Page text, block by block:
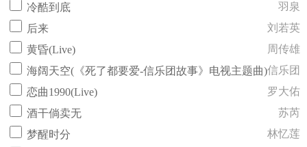
冷酷到底
羽泉
后来
刘若英
黄昏(Live)
周传雄
海阔天空(《死了都要爱-信乐团故事》电视主题曲)信乐团
恋曲1990(Live)
罗大佑
酒干倘卖无
苏芮
梦醒时分
林忆莲